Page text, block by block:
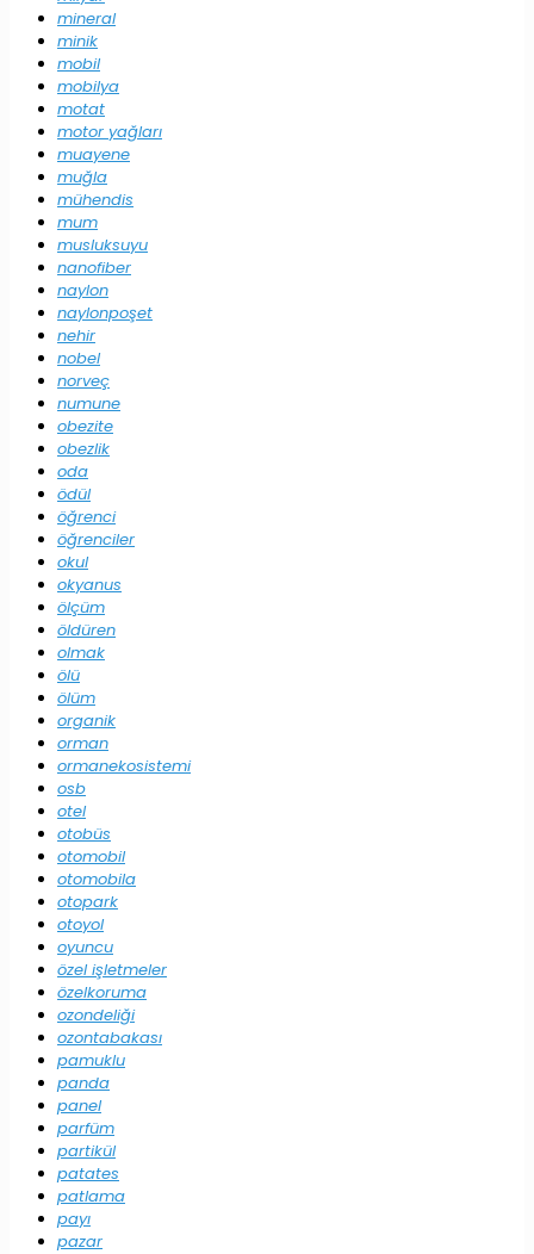
mineral
minik
mobil
mobilya
motat
motor yağları
muayene
muğla
mühendis
mum
musluksuyu
nanofiber
naylon
naylonpoşet
nehir
nobel
norveç
numune
obezite
obezlik
oda
ödül
öğrenci
öğrenciler
okul
okyanus
ölçüm
öldüren
olmak
ölü
ölüm
organik
orman
ormanekosistemi
osb
otel
otobüs
otomobil
otomobila
otopark
otoyol
oyuncu
özel işletmeler
özelkoruma
ozondeliği
ozontabakası
pamuklu
panda
panel
parfüm
partikül
patates
patlama
payı
pazar